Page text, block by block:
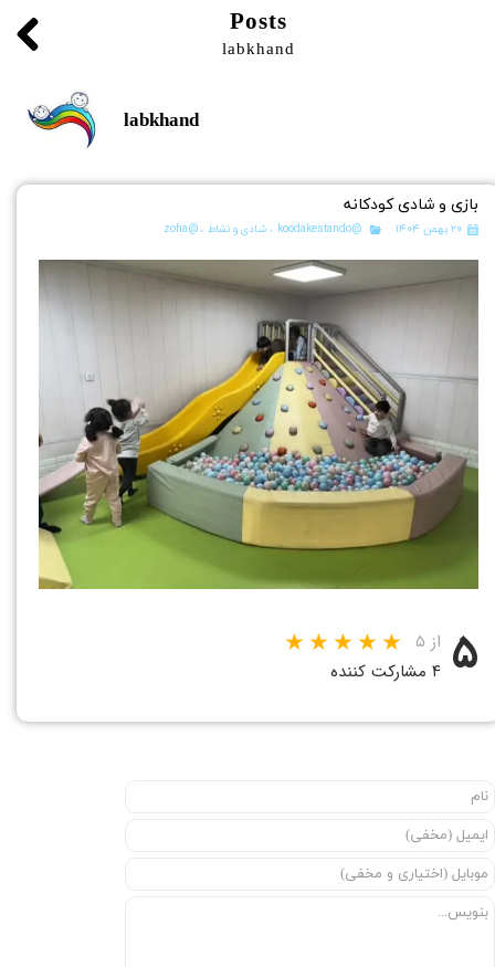
Posts
labkhand
labkhand
بازی و شادی کودکانه
۲۰ بهمن ۱۴۰۴ @koodakestando ، شادی و نشاط ،@zoha
۵ از ۵
★
۴ مشارکت کننده